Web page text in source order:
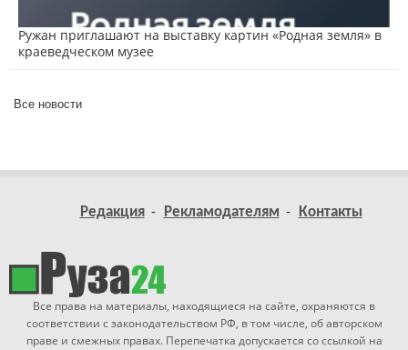
Ружан приглашают на выставку картин «Родная земля» в
краеведческом музее
Все новости
Редакция Рекламодателям Контакты
Все права на материалы, находящиеся на сайте, охраняются в
соответствии с законодательством РФ, в том числе, об авторском
праве и смежных правах. Перепечатка допускается со ссылкой на